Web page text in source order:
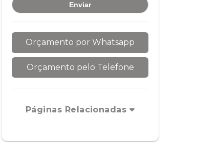
Orçamento por Whatsapp
Orçamento pelo Telefone
Páginas Relacionadas